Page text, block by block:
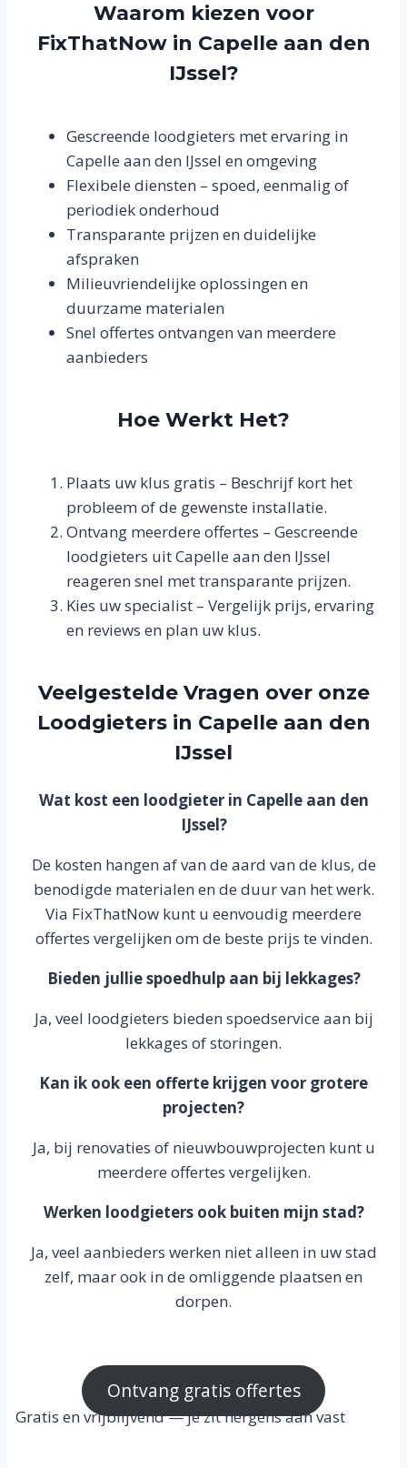
Waarom kiezen voor
FixThatNow in Capelle aan den
IJssel?
Gescreende loodgieters met ervaring in
Capelle aan den IJssel en omgeving
Flexibele diensten – spoed, eenmalig of
periodiek onderhoud
Transparante prijzen en duidelijke
afspraken
Milieuvriendelijke oplossingen en
duurzame materialen
Snel offertes ontvangen van meerdere
aanbieders
Hoe Werkt Het?
Plaats uw klus gratis – Beschrijf kort het
probleem of de gewenste installatie.
Ontvang meerdere offertes – Gescreende
loodgieters uit Capelle aan den IJssel
reageren snel met transparante prijzen.
Kies uw specialist – Vergelijk prijs, ervaring
en reviews en plan uw klus.
Veelgestelde Vragen over onze
Loodgieters in Capelle aan den
IJssel
Wat kost een loodgieter in Capelle aan den
IJssel?
De kosten hangen af van de aard van de klus, de
benodigde materialen en de duur van het werk.
Via FixThatNow kunt u eenvoudig meerdere
offertes vergelijken om de beste prijs te vinden.
Bieden jullie spoedhulp aan bij lekkages?
Ja, veel loodgieters bieden spoedservice aan bij
lekkages of storingen.
Kan ik ook een offerte krijgen voor grotere
projecten?
Ja, bij renovaties of nieuwbouwprojecten kunt u
meerdere offertes vergelijken.
Werken loodgieters ook buiten mijn stad?
Ja, veel aanbieders werken niet alleen in uw stad
zelf, maar ook in de omliggende plaatsen en
dorpen.
Ontvang gratis offertes
Gratis en vrijblijvend — je zit nergens aan vast